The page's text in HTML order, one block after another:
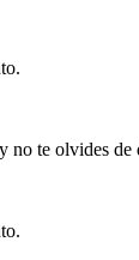
no te olvides de